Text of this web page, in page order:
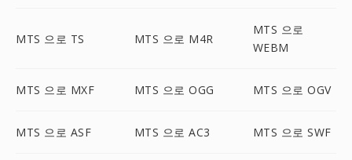
MTS 으로 TS MTS 으로 M4R
MTS 으로
WEBM
MTS 으로 MXF MTS 으로 OGG MTS 으로 OGV
MTS 으로 ASF MTS 으로 AC3 MTS 으로 SWF